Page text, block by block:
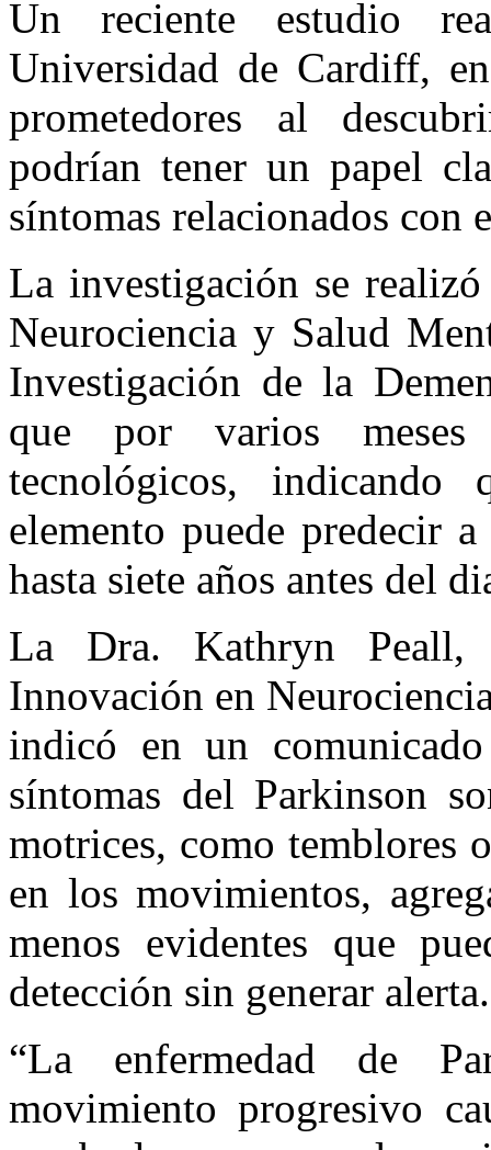
Un reciente estudio
Universidad de Cardiff,
prometedores al
podrían tener un papel
síntomas relacionados con
La investigación se
Neurociencia y Salud
Investigación de la
que por varios meses
tecnológicos,
elemento puede predecir
hasta siete años antes del
La Dra. Kathryn Peall,
Innovación en
indicó en un
síntomas del Parkinson
motrices, como temblores
en los movimientos,
menos evidentes que
detección sin generar alerta.
“La enfermedad de
movimiento progresivo